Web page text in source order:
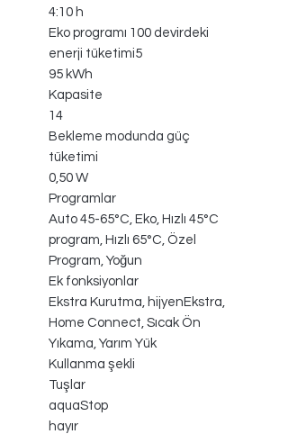
4:10 h
Eko programı 100 devirdeki
enerji tüketimi5
95 kWh
Kapasite
14
Bekleme modunda güç
tüketimi
0,50 W
Programlar
Auto 45-65°C, Eko, Hızlı 45°C
program, Hızlı 65°C, Özel
Program, Yoğun
Ek fonksiyonlar
Ekstra Kurutma, hijyenEkstra,
Home Connect, Sıcak Ön
Yıkama, Yarım Yük
Kullanma şekli
Tuşlar
aquaStop
hayır